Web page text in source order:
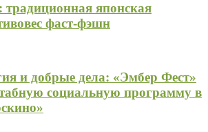
традиционная японская
фаст-фэшн
и добрые дела: «Эмбер Фест»
социальную программу в